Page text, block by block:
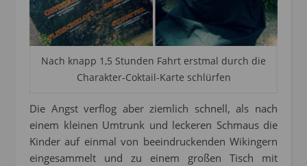
Nach knapp 1,5 Stunden Fahrt erstmal durch die
Charakter-Coktail-Karte schlürfen
Die Angst verflog aber ziemlich schnell, als nach
einem kleinen Umtrunk und leckeren Schmaus die
Kinder auf einmal von beeindruckenden Wikingern
eingesammelt und zu einem großen Tisch mit